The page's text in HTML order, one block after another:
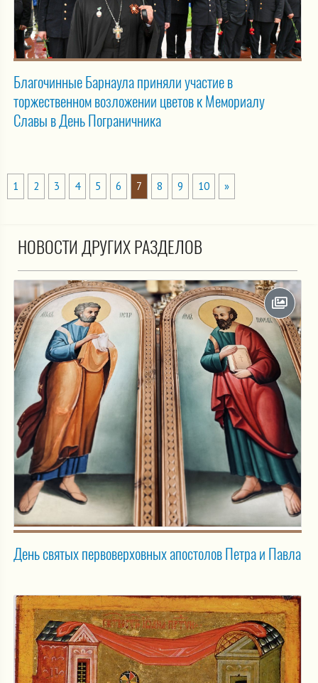
Благочинные Барнаула приняли участие в
торжественном возложении цветов к Мемориалу
Славы в День Пограничника
1 2 3 4 5 6 7 8 9 10 »
НОВОСТИ ДРУГИХ РАЗДЕЛОВ
День святых первоверховных апостолов Петра и Павла